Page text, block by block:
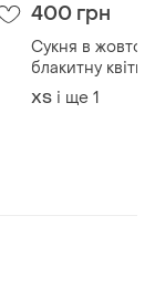
400 грн
Сукня в жовто-
блакитну квітку
розрізом
ХS і ще 1